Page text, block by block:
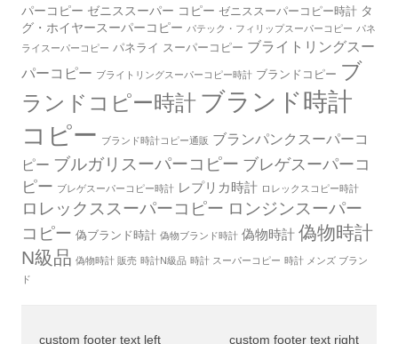
パーコピー ゼニススーパー コピー ゼニススーパーコピー時計 タ
グ・ホイヤースーパーコピー パテック・フィリップスーパーコピー パネ
ライスーパーコピー パネライ スーパーコピー ブライトリングスー
パーコピー ブライトリングスーパーコピー時計 ブランドコピー ブ
ランドコピー時計 ブランド時計
コピー ブランド時計コピー通販 ブランパンクスーパーコ
ピー ブルガリスーパーコピー ブレゲスーパーコ
ピー ブレゲスーパーコピー時計 レプリカ時計 ロレックスコピー時計
ロレックススーパーコピー ロンジンスーパー
コピー 偽ブランド時計 偽物ブランド時計 偽物時計 偽物時計
N級品 偽物時計 販売 時計N級品 時計 スーパーコピー 時計 メンズ ブラン
ド
custom footer text left custom footer text right